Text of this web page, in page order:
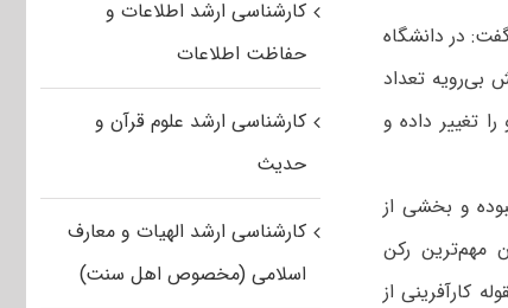
در دانشگاه
بی‌رویه تعداد
تغییر داده و
و بخشی از
مهم‌ترین رکن
کارآفرینی از
کارشناسی ارشد اطلاعات و
حفاظت اطلاعات
کارشناسی ارشد علوم قرآن و
حدیث
کارشناسی ارشد الهیات و معارف
اسلامی (مخصوص اهل سنت)